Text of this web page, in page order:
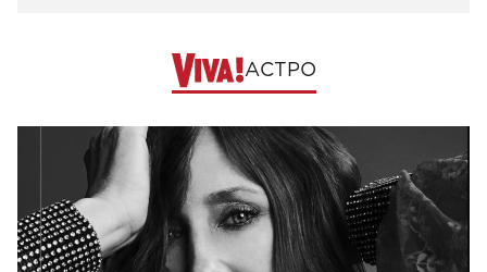
АСТРО